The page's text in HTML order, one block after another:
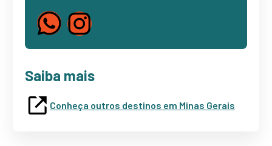
Saiba mais
Conheça outros destinos em Minas Gerais